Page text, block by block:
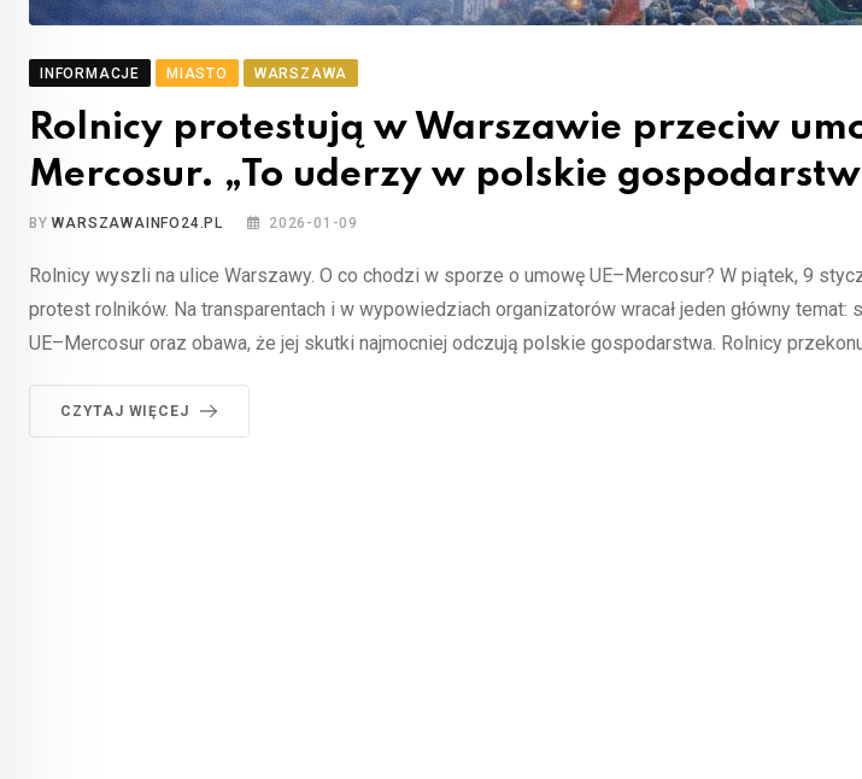
INFORMACJE MIASTO WARSZAWA
Rolnicy protestują w Warszawie przeciw
Mercosur. „To uderzy w polskie
BYWARSZAWAINFO24.PL 2026-01-09
Rolnicy wyszli na ulice Warszawy. O co chodzi w sporze o umowę UE–Mercosur? W piątek, 9
protest rolników. Na transparentach i w wypowiedziach organizatorów wracał jeden główny
UE–Mercosur oraz obawa, że jej skutki najmocniej odczują polskie gospodarstwa. Rolnicy
CZYTAJ WIĘCEJ